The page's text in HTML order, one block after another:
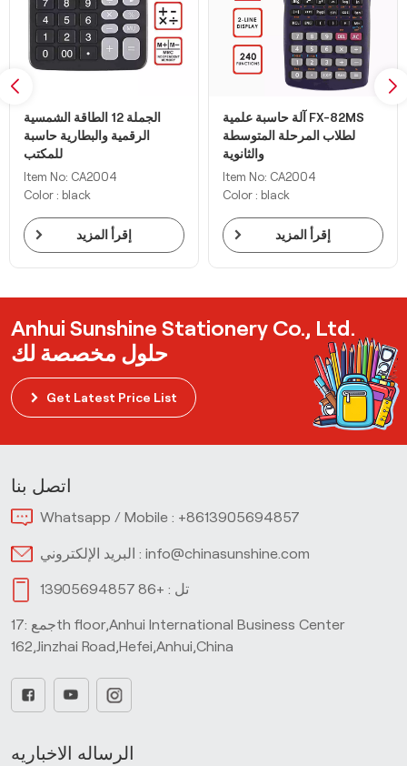
الجملة 12 الطاقة الشمسية
الرقمية والبطارية حاسبة
للمكتب
Item No: CA2004
Color : black
إقرأ المزيد
آلة حاسبة علمية FX-82MS
لطلاب المرحلة المتوسطة
والثانوية
Item No: CA2004
Color : black
إقرأ المزيد
Anhui Sunshine Stationery Co., Ltd.
حلول مخصصة لك
Get Latest Price List
اتصل بنا
Whatsapp / Mobile : +8613905694857
البريد الإلكتروني : info@chinasunshine.com
تل : +86 13905694857
جمع :17th floor,Anhui International Business Center
162,Jinzhai Road,Hefei,Anhui,China
الرساله الاخباريه